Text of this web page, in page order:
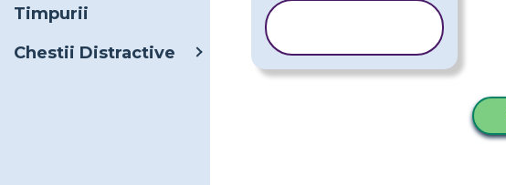
Timpurii
Chestii Distractive